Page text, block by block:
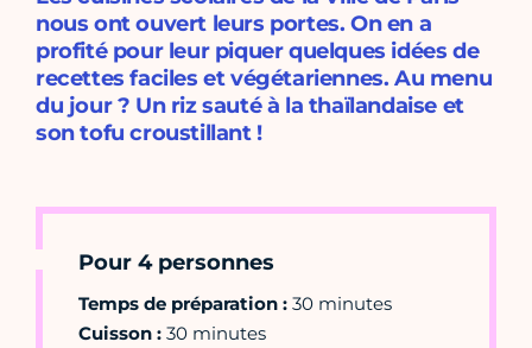
nous ont ouvert leurs portes. On en a
profité pour leur piquer quelques idées de
recettes faciles et végétariennes. Au menu
du jour ? Un riz sauté à la thaïlandaise et
son tofu croustillant !
Pour 4 personnes
Temps de préparation : 30 minutes
Cuisson : 30 minutes